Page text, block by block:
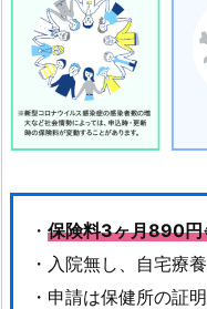
・ 保険料3ヶ月890
・入院無し、自宅療
・申請は保健所の証